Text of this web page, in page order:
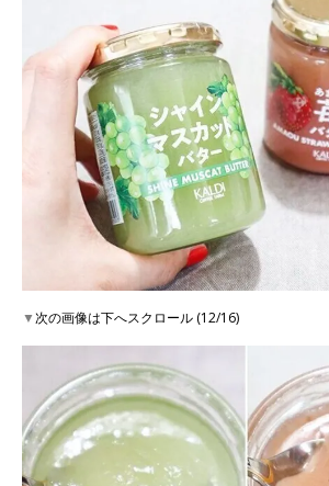
▼次の画像は下へスクロール (12/16)